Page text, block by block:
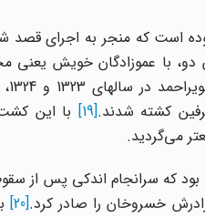
است که منجر به اجرای قصد
دو، با عموزادگان خویش یعنی
کشته شدند.[19]
با این
می‌گردید.
خسروخان را صادر کرد.[20]